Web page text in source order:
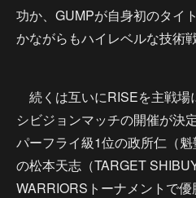
功か、GUMPが自身初のタイ
かながらもハイレベルな技術
続くは互いにRISEを主戦場
シビジョンマッチの開催が決
パーフライ級1位の政所仁（
の松本天志（TARGET
WARRIORSトーナメントで